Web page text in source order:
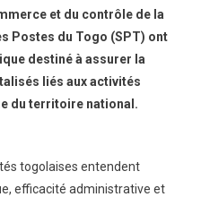
et du contrôle de la
Postes du Togo (SPT) ont
destiné à assurer la
liés aux activités
du territoire national.
togolaises entendent
efficacité administrative et